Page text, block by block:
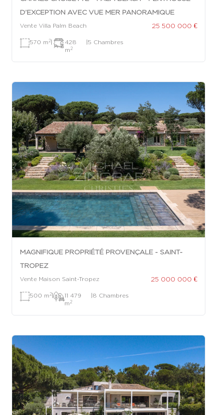
D’EXCEPTION AVEC VUE MER PANORAMIQUE
Vente Villa Palm Beach 25 500 000 €
570 m 2|
428
m 2
|5 Chambres
MAGNIFIQUE PROPRIÉTÉ PROVENÇALE - SAINT-
TROPEZ
Vente Maison Saint-Tropez 25 000 000 €
500 m 2|
11 479
m 2
|8 Chambres